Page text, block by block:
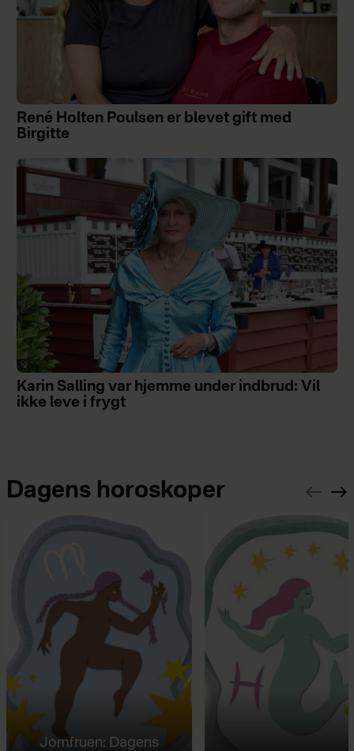
René Holten Poulsen er blevet gift med
Birgitte
Karin Salling var hjemme under indbrud: Vil
ikke leve i frygt
Dagens horoskoper
Jomfruen: Dagens